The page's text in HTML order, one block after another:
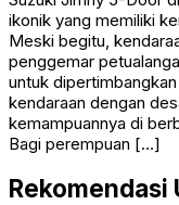
ikonik yang memiliki
Meski begitu,
penggemar
untuk
kendaraan dengan
kemampuannya di
Bagi perempuan […]
Rekomendasi